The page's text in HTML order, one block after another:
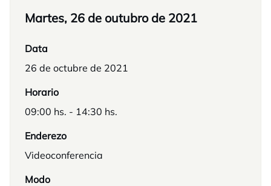
Martes, 26 de outubro de 2021
Data
26 de octubre de 2021
Horario
09:00 hs. - 14:30 hs.
Enderezo
Videoconferencia
Modo